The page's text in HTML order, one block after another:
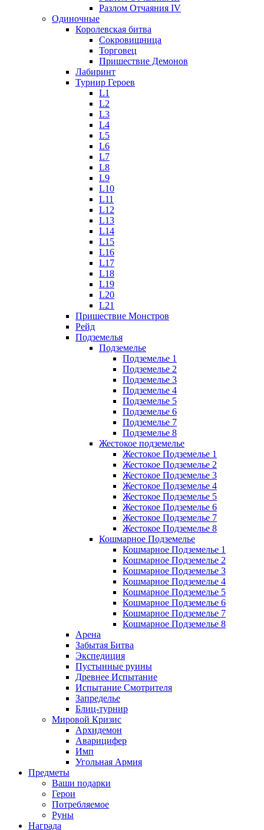
Разлом Отчаяния IV
Одиночные
Королевская битва
Сокровищница
Торговец
Пришествие Демонов
Лабиринт
Турнир Героев
L1
L2
L3
L4
L5
L6
L7
L8
L9
L10
L11
L12
L13
L14
L15
L16
L17
L18
L19
L20
L21
Пришествие Монстров
Рейд
Подземелья
Подземелье
Подземелье 1
Подземелье 2
Подземелье 3
Подземелье 4
Подземелье 5
Подземелье 6
Подземелье 7
Подземелье 8
Жестокое подземелье
Жестокое Подземелье 1
Жестокое Подземелье 2
Жестокое Подземелье 3
Жестокое Подземелье 4
Жестокое Подземелье 5
Жестокое Подземелье 6
Жестокое Подземелье 7
Жестокое Подземелье 8
Кошмарное Подземелье
Кошмарное Подземелье 1
Кошмарное Подземелье 2
Кошмарное Подземелье 3
Кошмарное Подземелье 4
Кошмарное Подземелье 5
Кошмарное Подземелье 6
Кошмарное Подземелье 7
Кошмарное Подземелье 8
Арена
Забытая Битва
Экспедиция
Пустынные руины
Древнее Испытание
Испытание Смотрителя
Запределье
Блиц-турнир
Мировой Кризис
Архидемон
Аварицифер
Имп
Угольная Армия
Предметы
Ваши подарки
Герои
Потребляемое
Руны
Награда